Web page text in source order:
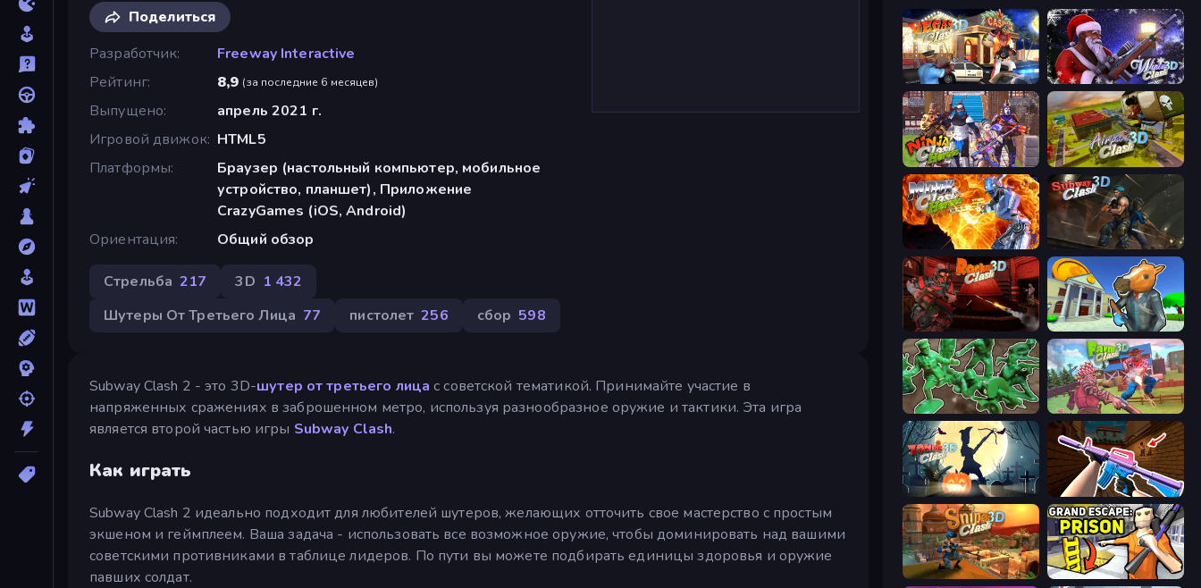
Поделиться
Разработчик
Freeway Interactive
Рейтинг
8,9 (за последние 6 месяцев)
Выпущено
апрель 2021 г.
Игровой движок HTML5
Платформы
Браузер (настольный компьютер, мобильное
устройство, планшет), Приложение
CrazyGames (iOS, Android)
Ориентация
Общий обзор
Стрельба 217 3D 1 432
Шутеры От Третьего Лица 77 пистолет 256 сбор 598
Subway Clash 2 - это 3D-шутер от третьего лица с советской тематикой. Принимайте участие в
напряженных сражениях в заброшенном метро, ​​используя разнообразное оружие и тактики. Эта игра
является второй частью игры Subway Clash.
Как играть
Subway Clash 2 идеально подходит для любителей шутеров, желающих отточить свое мастерство с простым
экшеном и геймплеем. Ваша задача - использовать все возможное оружие, чтобы доминировать над вашими
советскими противниками в таблице лидеров. По пути вы можете подбирать единицы здоровья и оружие
павших солдат.
Vegas Clash 3D Winter Clash 3D
Ninja Clash Heroes Airport Clash 3D
Moon Clash Heroes Subway Clash Remastered
Rocket Clash 3D Bank Robbery 3
Soldiers - Capture and Control! Farm Clash 3D
Zombie Clash 3D: Halloween KS Z
Sniper Clash 3D Grand Escape: Prison